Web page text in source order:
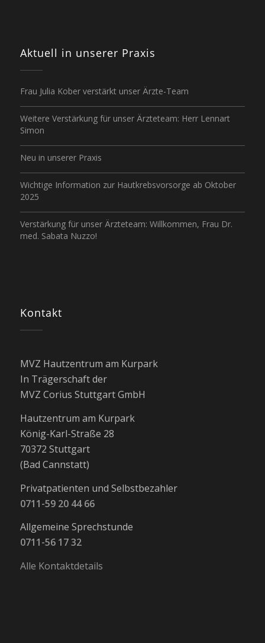
Aktuell in unserer Praxis
Frau Julia Kober verstärkt unser Ärzte-Team
Weitere Verstärkung für unser Ärzteteam: Herr Lennart
Simon
Neu in unserer Praxis
Wichtige Information zur Hautkrebsvorsorge ab Oktober
2025
Verstärkung für unser Ärzteteam: Willkommen, Frau Dr.
med. Sabata Nuzzo!
Kontakt
MVZ Hautzentrum am Kurpark
In Trägerschaft der
MVZ Corius Stuttgart GmbH
Hautzentrum am Kurpark
König-Karl-Straße 28
70372 Stuttgart
(Bad Cannstatt)
Privatpatienten und Selbstbezahler
0711-59 20 44 66
Allgemeine Sprechstunde
0711-56 17 32
Alle Kontaktdetails